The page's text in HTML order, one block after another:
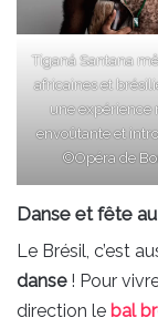
Tiganá Santana
africaines et
une expérience
envoûtante et
©Opéra de
Danse et fête
Le Brésil, c’est
danse! Pour
direction le bal